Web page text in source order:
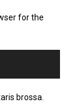
for the
brossa.